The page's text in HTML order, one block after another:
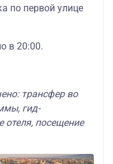
по первой улице
в 20:00.
трансфер во
гид-
отеля, посещение